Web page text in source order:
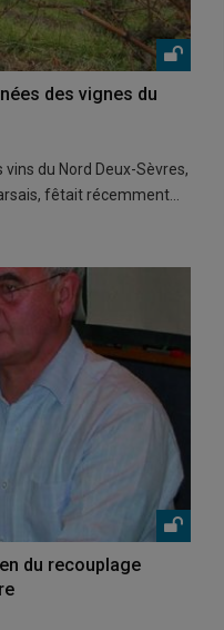
des vignes du
du Nord Deux-Sèvres,
fêtait récemment…
du recouplage